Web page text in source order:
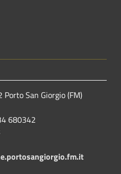
San Giorgio (FM)
680342